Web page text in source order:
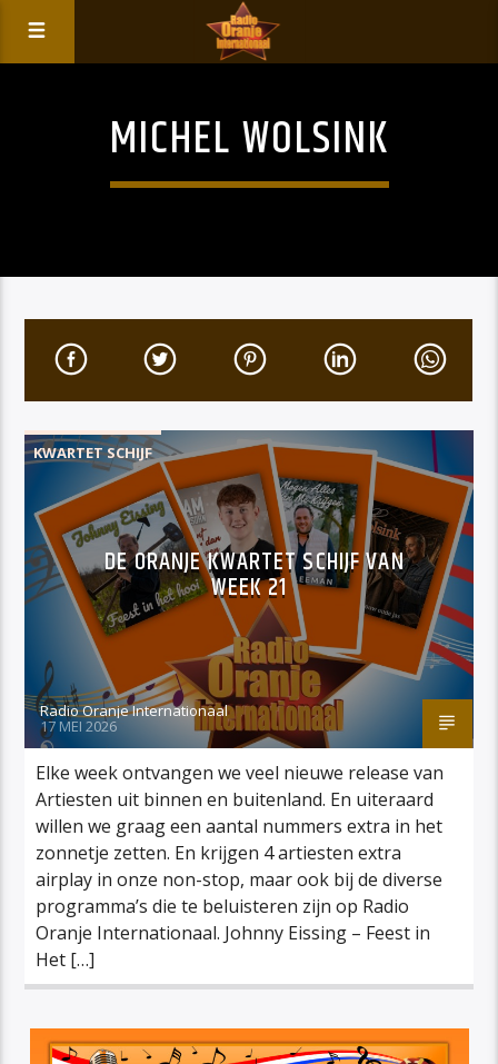
MICHEL WOLSINK
KWARTET SCHIJF
DE ORANJE KWARTET SCHIJF VAN
WEEK 21
Radio Oranje Internationaal
17 MEI 2026
Elke week ontvangen we veel nieuwe release van
Artiesten uit binnen en buitenland. En uiteraard
willen we graag een aantal nummers extra in het
zonnetje zetten. En krijgen 4 artiesten extra
airplay in onze non-stop, maar ook bij de diverse
programma’s die te beluisteren zijn op Radio
Oranje Internationaal. Johnny Eissing – Feest in
Het […]